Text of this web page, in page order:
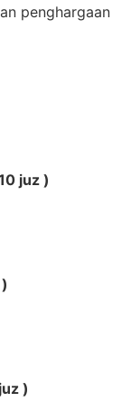
penghargaan
juz )
)